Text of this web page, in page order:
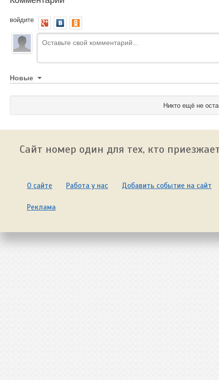
войдите
Новые
Никто ещё не
Сайт номер один для тех, кто
О сайте Работа у нас Добавить событие на сайт
Реклама